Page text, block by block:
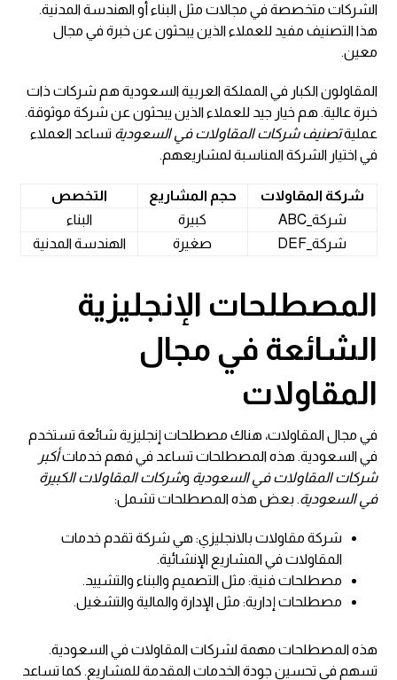
الشركات متخصصة في مجالات مثل البناء أو الهندسة المدنية.
هذا التصنيف مفيد للعملاء الذين يبحثون عن خبرة في مجال
معين.
المقاولون الكبار في المملكة العربية السعودية هم شركات ذات
خبرة عالية. هم خيار جيد للعملاء الذين يبحثون عن شركة موثوقة.
عمليةتصنيف شركات المقاولات في السعودية تساعد العملاء
في اختيار الشركة المناسبة لمشاريعهم.
شركة المقاولات حجم المشاريع
التخصص
شركة_ABC
كبيرة
البناء
شركة_DEF
صغيرة الهندسة المدنية
المصطلحات الإنجليزية
الشائعة في مجال
المقاولات
في مجال المقاولات، هناك مصطلحات إنجليزية شائعة تستخدم
في السعودية. هذه المصطلحات تساعد في فهم خدماتأكبر
شركات المقاولات في السعودية وشركات المقاولات الكبيرة
في السعودية. بعض هذه المصطلحات تشمل:
شركة مقاولات بالانجليزي: هي شركة تقدم خدمات
المقاولات في المشاريع الإنشائية.
مصطلحات فنية: مثل التصميم والبناء والتشييد.
مصطلحات إدارية: مثل الإدارة والمالية والتشغيل.
هذه المصطلحات مهمة لشركات المقاولات في السعودية.
تسهم في تحسين جودة الخدمات المقدمة للمشاريع. كما تساعد